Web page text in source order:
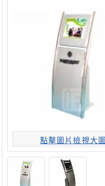
點擊圖片檢視大圖